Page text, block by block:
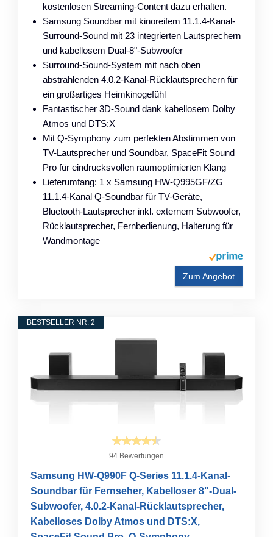
kostenlosen Streaming-Content dazu erhalten.
Samsung Soundbar mit kinoreifem 11.1.4-Kanal-
Surround-Sound mit 23 integrierten Lautsprechern
und kabellosem Dual-8"-Subwoofer
Surround-Sound-System mit nach oben
abstrahlenden 4.0.2-Kanal-Rücklautsprechern für
ein großartiges Heimkinogefühl
Fantastischer 3D-Sound dank kabellosem Dolby
Atmos und DTS:X
Mit Q-Symphony zum perfekten Abstimmen von
TV-Lautsprecher und Soundbar, SpaceFit Sound
Pro für eindrucksvollen raumoptimierten Klang
Lieferumfang: 1 x Samsung HW-Q995GF/ZG
11.1.4-Kanal Q-Soundbar für TV-Geräte,
Bluetooth-Lautsprecher inkl. externem Subwoofer,
Rücklautsprecher, Fernbedienung, Halterung für
Wandmontage
Zum Angebot
BESTSELLER NR. 2
94 Bewertungen
Samsung HW-Q990F Q-Series 11.1.4-Kanal-
Soundbar für Fernseher, Kabelloser 8"-Dual-
Subwoofer, 4.0.2-Kanal-Rücklautsprecher,
Kabelloses Dolby Atmos und DTS:X,